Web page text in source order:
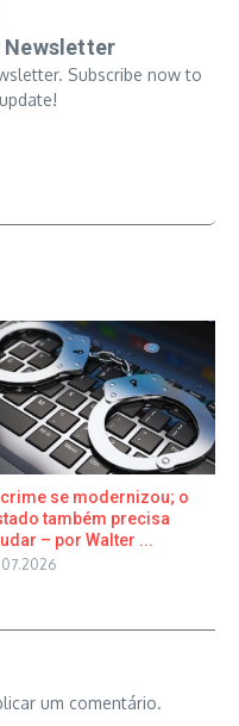
Newsletter
Subscribe now to
crime se modernizou; o
também precisa
– por Walter ...
um comentário.